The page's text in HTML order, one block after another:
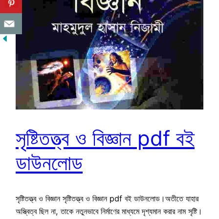
সৃষ্টিতত্ত্ব ও বিজ্ঞান pdf বই
ডাউনলোড
সৃষ্টিতত্ত্ব ও বিজ্ঞান সৃষ্টিতত্ত্ব ও বিজ্ঞান pdf বই ডাউনলোড।অতীতে যাহার
অস্ত্বিত্ব ছিল না, তাকে নতুনভাবে নির্মাণের মাধ্যমে দৃশ্যমান করার নাম সৃষ্টি।